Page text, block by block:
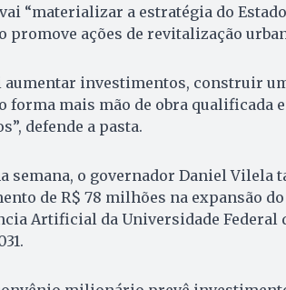
“materializar a estratégia do
promove ações de revitalização
aumentar investimentos, construir
forma mais mão de obra qualificada
defende a pasta.
semana, o governador Daniel Vilela
de R$ 78 milhões na expansão
Artificial da Universidade Federal